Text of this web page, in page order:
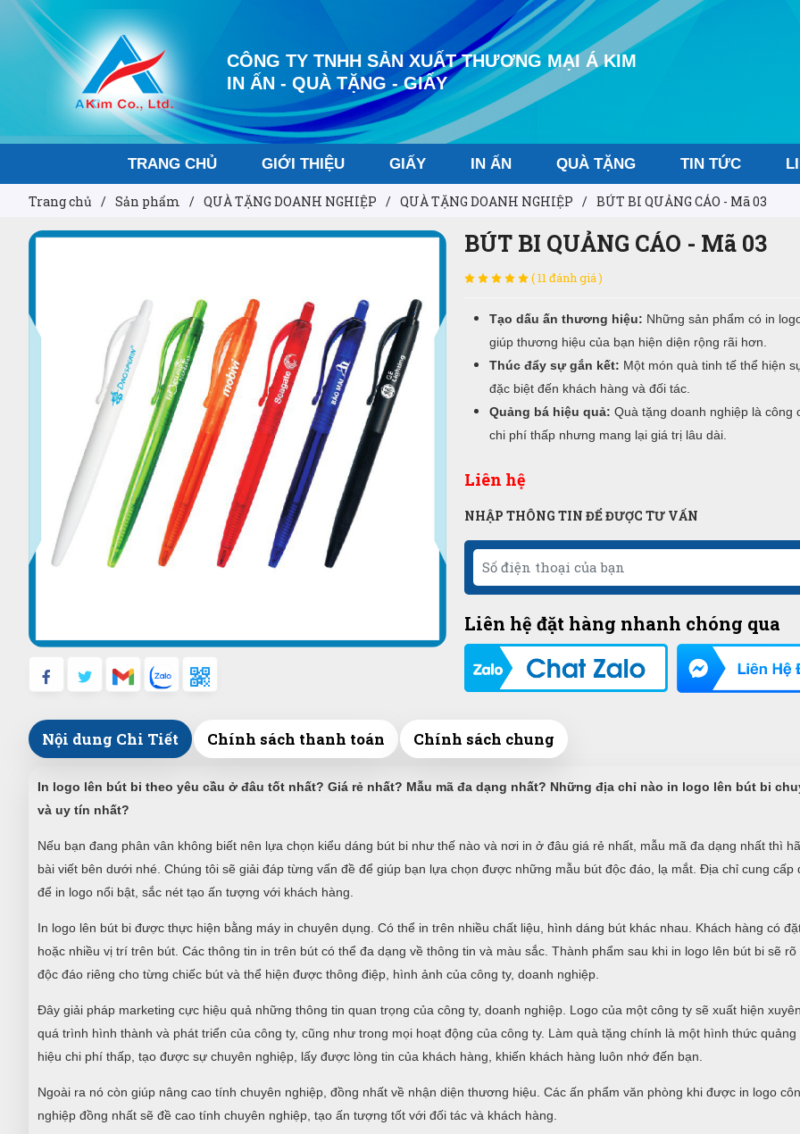
CÔNG TY TNHH SẢN XUẤT THƯƠNG MẠI Á KIM
IN ẤN - QUÀ TẶNG - GIẤY
TRANG CHỦ GIỚI THIỆU GIẤY IN ẤN QUÀ TẶNG TIN TỨC
Trang chủ / Sản phẩm / QUÀ TẶNG DOANH NGHIỆP / QUÀ TẶNG DOANH NGHIỆP / BÚT BI QUẢNG CÁO - Mã 03
BÚT BI QUẢNG CÁO - Mã 03
( 11 đánh giá )
Tạo dấu ấn thương hiệu: Những sản phẩm có in
giúp thương hiệu của bạn hiện diện rộng rãi hơn.
Thúc đẩy sự gắn kết: Một món quà tinh tế thể hiện
đặc biệt đến khách hàng và đối tác.
Quảng bá hiệu quả: Quà tặng doanh nghiệp là công
chi phí thấp nhưng mang lại giá trị lâu dài.
Liên hệ
NHẬP THÔNG TIN ĐỂ ĐƯỢC TƯ VẤN
Liên hệ đặt hàng nhanh chóng qua
Nội dung Chi Tiết Chính sách thanh toán Chính sách chung
In logo lên bút bi theo yêu cầu ở đâu tốt nhất? Giá rẻ nhất? Mẫu mã đa dạng nhất? Những địa chỉ nào in logo lên bút bi
và uy tín nhất?
Nếu bạn đang phân vân không biết nên lựa chọn kiểu dáng bút bi như thế nào và nơi in ở đâu giá rẻ nhất, mẫu mã đa dạng nhất thì
bài viết bên dưới nhé. Chúng tôi sẽ giải đáp từng vấn đề để giúp bạn lựa chọn được những mẫu bút độc đáo, lạ mắt. Địa chỉ cung cấp
để in logo nổi bật, sắc nét tạo ấn tượng với khách hàng.
In logo lên bút bi được thực hiện bằng máy in chuyên dụng. Có thể in trên nhiều chất liệu, hình dáng bút khác nhau. Khách hàng có
hoặc nhiều vị trí trên bút. Các thông tin in trên bút có thể đa dạng về thông tin và màu sắc. Thành phẩm sau khi in logo lên bút bi sẽ
độc đáo riêng cho từng chiếc bút và thể hiện được thông điệp, hình ảnh của công ty, doanh nghiệp.
Đây giải pháp marketing cực hiệu quả những thông tin quan trọng của công ty, doanh nghiệp. Logo của một công ty sẽ xuất hiện
quá trình hình thành và phát triển của công ty, cũng như trong mọi hoạt động của công ty. Làm quà tặng chính là một hình thức
hiệu chi phí thấp, tạo được sự chuyên nghiệp, lấy được lòng tin của khách hàng, khiến khách hàng luôn nhớ đến bạn.
Ngoài ra nó còn giúp nâng cao tính chuyên nghiệp, đồng nhất về nhận diện thương hiệu. Các ấn phẩm văn phòng khi được in logo
nghiệp đồng nhất sẽ đề cao tính chuyên nghiệp, tạo ấn tượng tốt với đối tác và khách hàng.